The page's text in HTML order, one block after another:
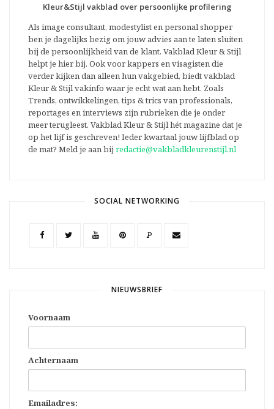
Kleur&Stijl vakblad over persoonlijke profilering
Als image consultant, modestylist en personal shopper
ben je dagelijks bezig om jouw advies aan te laten sluiten
bij de persoonlijkheid van de klant. Vakblad Kleur & Stijl
helpt je hier bij. Ook voor kappers en visagisten die
verder kijken dan alleen hun vakgebied, biedt vakblad
Kleur & Stijl vakinfo waar je echt wat aan hebt. Zoals
Trends, ontwikkelingen, tips & trics van professionals,
reportages en interviews zijn rubrieken die je onder
meer terugleest. Vakblad Kleur & Stijl hét magazine dat je
op het lijf is geschreven! Ieder kwartaal jouw lijfblad op
de mat? Meld je aan bij redactie@vakbladkleurenstijl.nl
SOCIAL NETWORKING
P
NIEUWSBRIEF
Voornaam
Achternaam
Emailadres: